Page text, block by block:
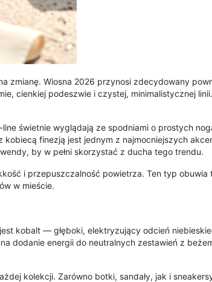
zmianę. Wiosna 2026 przynosi zdecydowany
cienkiej podeszwie i czystej, minimalistycznej
świetnie wyglądają ze spodniami o prostych
kobiecą finezją jest jednym z najmocniejszych
by w pełni skorzystać z ducha tego trendu.
i przepuszczalność powietrza. Ten typ obuwia
w mieście.
kobalt — głęboki, elektryzujący odcień
dodanie energii do neutralnych zestawień z
kolekcji. Zarówno botki, sandały, jak i